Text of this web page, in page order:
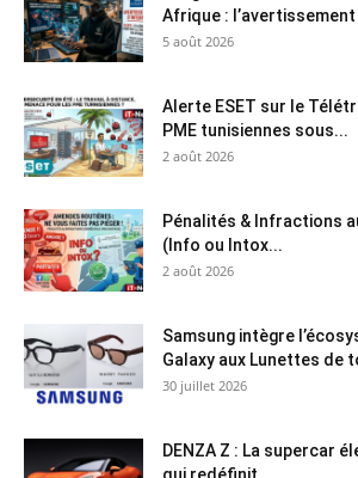
Afrique : l’avertissement
5 août 2026
Alerte ESET sur le
PME tunisiennes sous...
2 août 2026
Pénalités & Infractions
(Info ou Intox...
2 août 2026
Samsung intègre
Galaxy aux Lunettes de
30 juillet 2026
DENZA Z : La supercar